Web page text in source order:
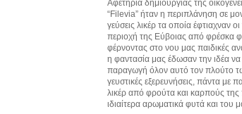
Αφετηρία δημιουργίας της
“Filevia” ήταν η περιπλάνηση σε
γεύσεις λικέρ τα οποία έφτιαχναν
περιοχή της Εύβοιας από φρέσκα
φέρνοντας στο νου μας παιδικές
η φαντασία μας έδωσαν την ιδέα
παραγωγή όλον αυτό τον πλούτο
γευστικές εξερευνήσεις, πάντα με
λικέρ από φρούτα και καρπούς της
ιδιαίτερα αρωματικά φυτά και του